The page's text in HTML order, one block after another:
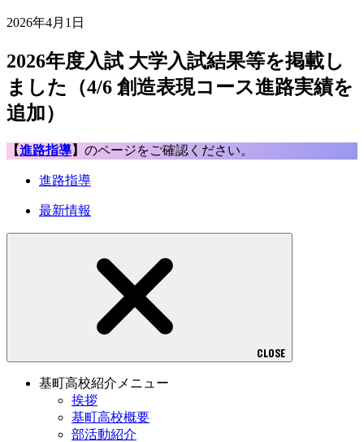
2026年4月1日
2026年度入試 大学入試結果等を掲載し
ました（4/6 創造表現コース進路実績を
追加）
【進路指導】 のページをご確認ください。
進路指導
最新情報
CLOSE
基町高校紹介メニュー
挨拶
基町高校概要
部活動紹介